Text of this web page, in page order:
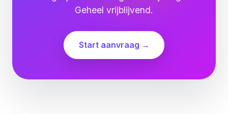
Geheel vrijblijvend.
Start aanvraag →